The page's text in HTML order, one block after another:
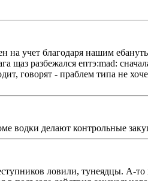
на учет благодаря нашим
щаз разбежался ептэ:mad:
говорят - праблем типа не
водки делают контрольные
ловили, тунеядцы. А-то